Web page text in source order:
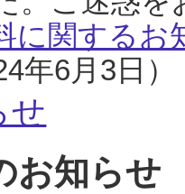
に関するお
年6月3日）
せ
お知らせ